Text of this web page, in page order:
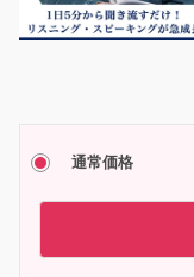
通常価格